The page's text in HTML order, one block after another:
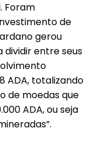
Foram
de
gerou
dividir entre seus
ADA, totalizando
de moedas que
ADA, ou seja